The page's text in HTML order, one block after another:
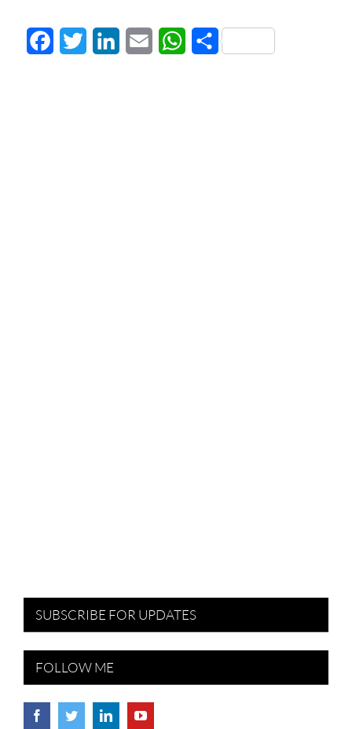
FacebookTwitter LinkedInEmail WhatsApp
Share
SUBSCRIBE FOR UPDATES
FOLLOW ME